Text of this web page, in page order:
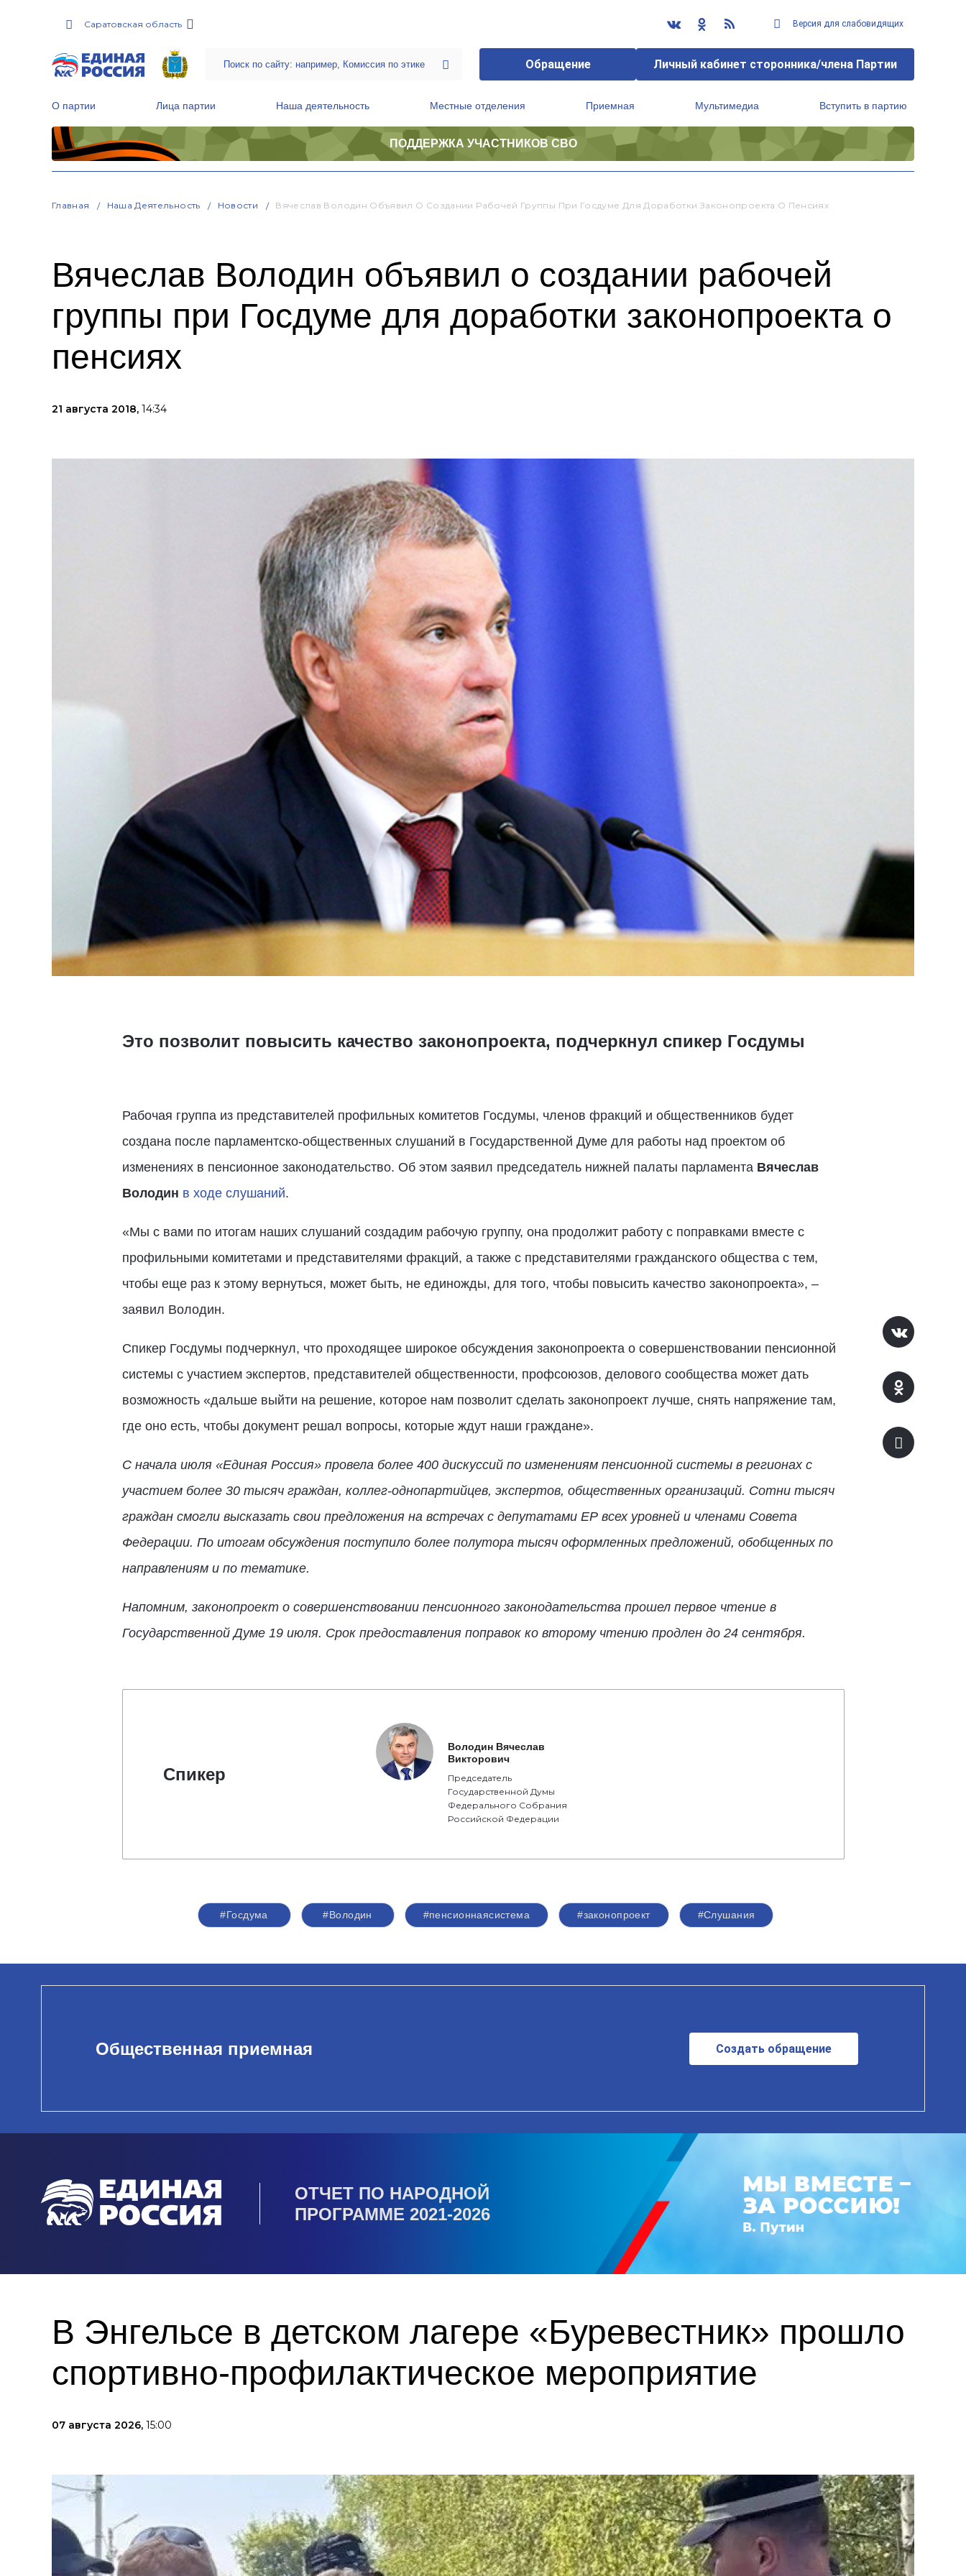
Саратовская область Версия для слабовидящих
Обращение Личный кабинет сторонника/члена Партии
О партии Лица партии Наша деятельность Местные отделения Приемная Мультимедиа Вступить в партию
ПОДДЕРЖКА УЧАСТНИКОВ СВО
Главная Наша Деятельность Новости Вячеслав Володин Объявил О Создании Рабочей Группы При Госдуме Для Доработки Законопроекта О Пенсиях
Вячеслав Володин объявил о создании рабочей
группы при Госдуме для доработки законопроекта о
пенсиях
21 августа 2018, 14:34
Это позволит повысить качество законопроекта, подчеркнул спикер Госдумы
Рабочая группа из представителей профильных комитетов Госдумы, членов фракций и общественников будет
создана после парламентско-общественных слушаний в Государственной Думе для работы над проектом об
изменениях в пенсионное законодательство. Об этом заявил председатель нижней палаты парламента Вячеслав
Володин в ходе слушаний.
«Мы с вами по итогам наших слушаний создадим рабочую группу, она продолжит работу с поправками вместе с
профильными комитетами и представителями фракций, а также с представителями гражданского общества с тем,
чтобы еще раз к этому вернуться, может быть, не единожды, для того, чтобы повысить качество законопроекта», –
заявил Володин.
Спикер Госдумы подчеркнул, что проходящее широкое обсуждения законопроекта о совершенствовании пенсионной
системы с участием экспертов, представителей общественности, профсоюзов, делового сообщества может дать
возможность «дальше выйти нa решение, которое нам позволит сделать законопроект лучше, снять напряжение там,
где оно есть, чтобы документ решал вопросы, которые ждут наши граждане».
С начала июля «Единая Россия» провела более 400 дискуссий по изменениям пенсионной системы в регионах с
участием более 30 тысяч граждан, коллег-однопартийцев, экспертов, общественных организаций. Сотни тысяч
граждан смогли высказать свои предложения на встречах с депутатами ЕР всех уровней и членами Совета
Федерации. По итогам обсуждения поступило более полутора тысяч оформленных предложений, обобщенных по
направлениям и по тематике.
Напомним, законопроект о совершенствовании пенсионного законодательства прошел первое чтение в
Государственной Думе 19 июля. Срок предоставления поправок ко второму чтению продлен до 24 сентября.
Спикер
Володин Вячеслав
Викторович
Председатель
Государственной Думы
Федерального Собрания
Российской Федерации
#Госдума #Володин #пенсионнаясистема #законопроект #Слушания
Общественная приемная Создать обращение
ОТЧЕТ ПО НАРОДНОЙ
ПРОГРАММЕ 2021-2026
В Энгельсе в детском лагере «Буревестник» прошло
спортивно-профилактическое мероприятие
07 августа 2026, 15:00